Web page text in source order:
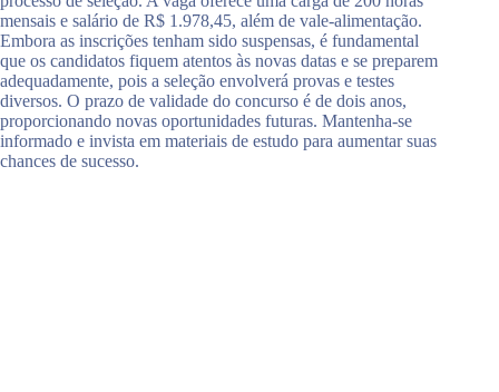
mensais e salário de R$ 1.978,45, além de vale-alimentação.
Embora as inscrições tenham sido suspensas, é fundamental
que os candidatos fiquem atentos às novas datas e se preparem
adequadamente, pois a seleção envolverá provas e testes
diversos. O prazo de validade do concurso é de dois anos,
proporcionando novas oportunidades futuras. Mantenha-se
informado e invista em materiais de estudo para aumentar suas
chances de sucesso.